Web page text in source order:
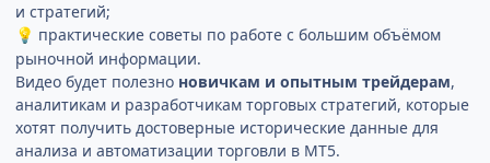
и стратегий;
💡 практические советы по работе с большим объёмом
рыночной информации.
Видео будет полезно новичкам и опытным трейдерам,
аналитикам и разработчикам торговых стратегий, которые
хотят получить достоверные исторические данные для
анализа и автоматизации торговли в MT5.